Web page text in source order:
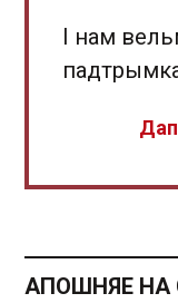
І нам
АПОШНЯЕ НА